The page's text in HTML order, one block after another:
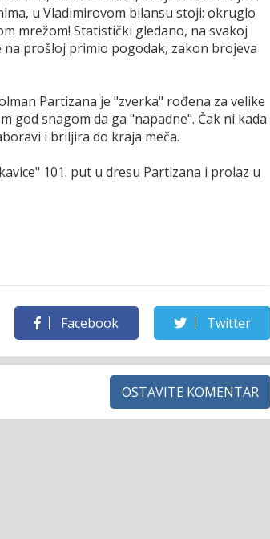
u Vladimirovom bilansu stoji: okruglo
mrežom! Statistički gledano, na svakoj
prošloj primio pogodak, zakon brojeva
Partizana je "zverka" rođena za velike
god snagom da ga "napadne". Čak ni kada
i briljira do kraja meča.
101. put u dresu Partizana i prolaz u
Facebook Twitter
OSTAVITE KOMENTAR